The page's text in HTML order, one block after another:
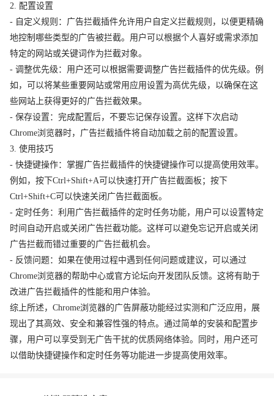
2. 配置设置
- 自定义规则：广告拦截插件允许用户自定义拦截规则，以便更精确
地控制哪些类型的广告被拦截。用户可以根据个人喜好或需求添加
特定的网站或关键词作为拦截对象。
- 调整优先级：用户还可以根据需要调整广告拦截插件的优先级。例
如，可以将某些重要网站或常用应用设置为高优先级，以确保在这
些网站上获得更好的广告拦截效果。
- 保存设置：完成配置后，不要忘记保存设置。这样下次启动
Chrome浏览器时，广告拦截插件将自动加载之前的配置设置。
3. 使用技巧
- 快捷键操作：掌握广告拦截插件的快捷键操作可以提高使用效率。
例如，按下Ctrl+Shift+A可以快速打开广告拦截面板；按下
Ctrl+Shift+C可以快速关闭广告拦截面板。
- 定时任务：利用广告拦截插件的定时任务功能，用户可以设置特定
时间自动开启或关闭广告拦截功能。这样可以避免忘记开启或关闭
广告拦截而错过重要的广告拦截机会。
- 反馈问题：如果在使用过程中遇到任何问题或建议，可以通过
Chrome浏览器的帮助中心或官方论坛向开发团队反馈。这将有助于
改进广告拦截插件的性能和用户体验。
综上所述，Chrome浏览器的广告屏蔽功能经过实测和广泛应用，展
现出了其高效、安全和兼容性强的特点。通过简单的安装和配置步
骤，用户可以享受到无广告干扰的优质网络体验。同时，用户还可
以借助快捷键操作和定时任务等功能进一步提高使用效率。